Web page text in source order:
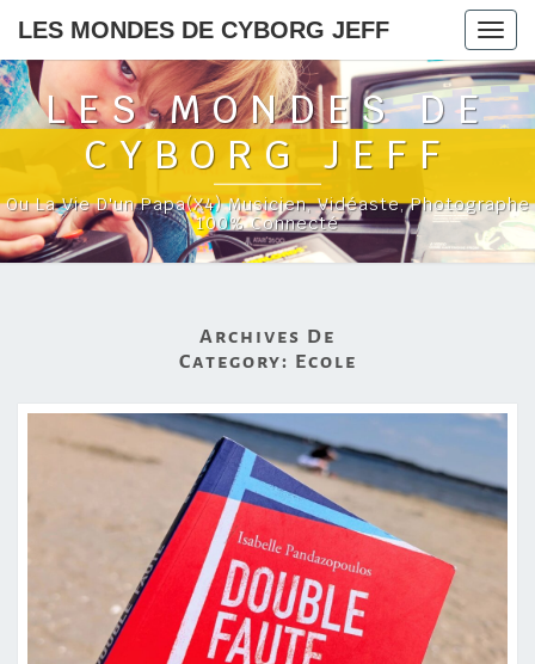
LES MONDES DE CYBORG JEFF
LES MONDES DE
CYBORG JEFF
Ou La Vie D'un Papa(x4) Musicien, Vidéaste, Photographe
100% Connecté
Archives De
Category: Ecole